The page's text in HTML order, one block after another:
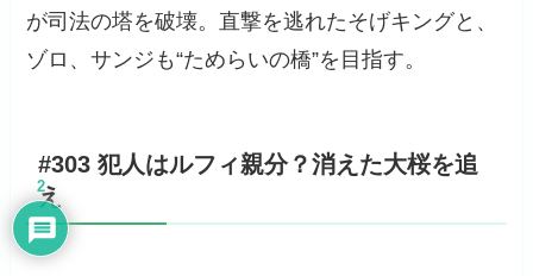
が司法の塔を破壊。直撃を逃れたそげキングと、
ゾロ、サンジも“ためらいの橋”を目指す。
#303 犯人はルフィ親分？消えた大桜を追
え
2